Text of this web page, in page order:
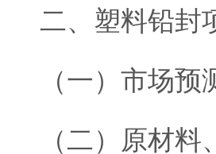
二、塑料铅封
（一）市场
（二）原材